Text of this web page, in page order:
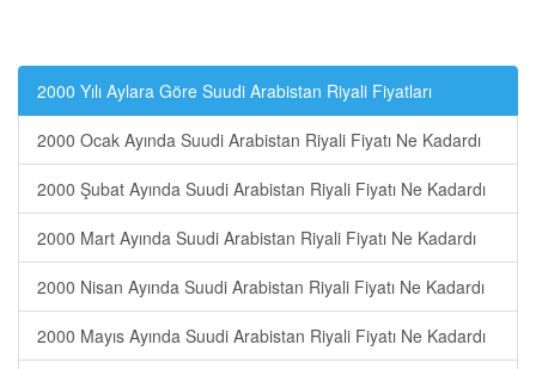
2000 Yılı Aylara Göre Suudi Arabistan Riyali Fiyatları
2000 Ocak Ayında Suudi Arabistan Riyali Fiyatı Ne Kadardı
2000 Şubat Ayında Suudi Arabistan Riyali Fiyatı Ne Kadardı
2000 Mart Ayında Suudi Arabistan Riyali Fiyatı Ne Kadardı
2000 Nisan Ayında Suudi Arabistan Riyali Fiyatı Ne Kadardı
2000 Mayıs Ayında Suudi Arabistan Riyali Fiyatı Ne Kadardı